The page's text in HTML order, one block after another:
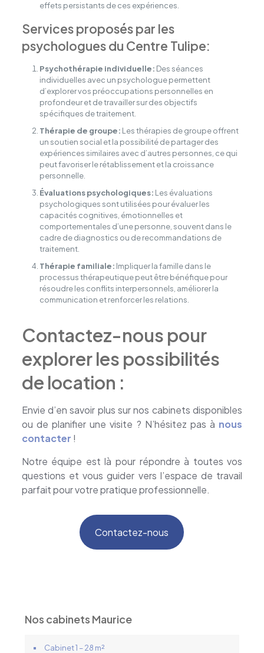
effets persistants de ces expériences.
Services proposés par les
psychologues du Centre Tulipe:
Psychothérapie individuelle: Des séances
individuelles avec un psychologue permettent
d’explorer vos préoccupations personnelles en
profondeur et de travailler sur des objectifs
spécifiques de traitement.
Thérapie de groupe: Les thérapies de groupe offrent
un soutien social et la possibilité de partager des
expériences similaires avec d’autres personnes, ce qui
peut favoriser le rétablissement et la croissance
personnelle.
Évaluations psychologiques: Les évaluations
psychologiques sont utilisées pour évaluer les
capacités cognitives, émotionnelles et
comportementales d’une personne, souvent dans le
cadre de diagnostics ou de recommandations de
traitement.
Thérapie familiale: Impliquer la famille dans le
processus thérapeutique peut être bénéfique pour
résoudre les conflits interpersonnels, améliorer la
communication et renforcer les relations.
Contactez-nous pour
explorer les possibilités
de location :
Envie d’en savoir plus sur nos cabinets disponibles
ou de planifier une visite ? N’hésitez pas à nous
contacter !
Notre équipe est là pour répondre à toutes vos
questions et vous guider vers l’espace de travail
parfait pour votre pratique professionnelle.
Contactez-nous
Nos cabinets Maurice
Cabinet 1 – 28 m²